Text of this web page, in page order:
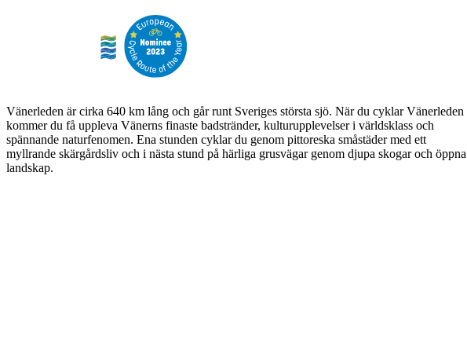
Vänerleden är cirka 640 km lång och går runt Sveriges största sjö. När du cyklar Vänerleden
kommer du få uppleva Vänerns finaste badstränder, kulturupplevelser i världsklass och
spännande naturfenomen. Ena stunden cyklar du genom pittoreska småstäder med ett
myllrande skärgårdsliv och i nästa stund på härliga grusvägar genom djupa skogar och öppna
landskap.